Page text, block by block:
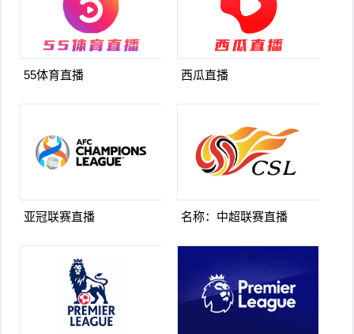
55体育直播 西瓜直播
亚冠联赛直播 名称：中超联赛直播